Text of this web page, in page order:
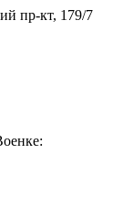
пр-кт, 179/7